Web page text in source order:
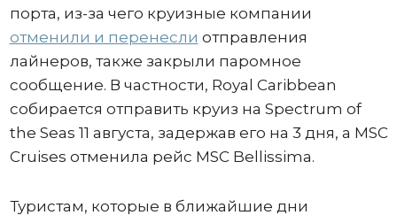
порта, из-за чего круизные компании
отменили и перенесли отправления
лайнеров, также закрыли паромное
сообщение. В частности, Royal Caribbean
собирается отправить круиз на Spectrum of
the Seas 11 августа, задержав его на 3 дня, а MSC
Cruises отменила рейс MSC Bellissima.
Туристам, которые в ближайшие дни